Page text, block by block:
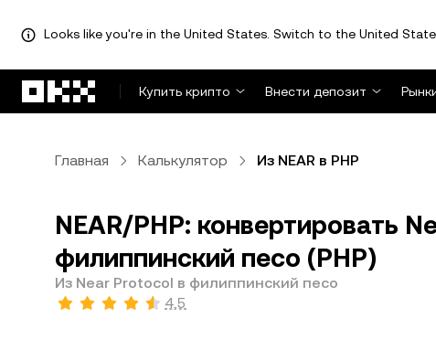
Looks like you're in the United States. Switch to the United
Купить крипто
Внести депозит
Главная Калькулятор Из NEAR в PHP
NEAR/PHP: конвертировать
филиппинский песо (PHP)
Из Near Protocol в филиппинский песо
4,5